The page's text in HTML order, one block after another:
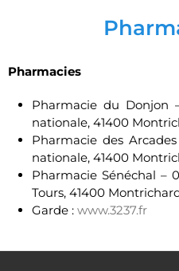
Pharmacies
Pharmacie du Donjon
nationale, 41400
Pharmacie des
nationale, 41400
Pharmacie Sénéchal –
Tours, 41400
Garde : www.3237.fr